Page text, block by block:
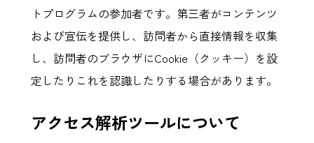
トプログラムの参加者です。第三者がコンテンツ
および宣伝を提供し、訪問者から直接情報を収集
し、訪問者のブラウザにCookie（クッキー）を設
定したりこれを認識したりする場合があります。
アクセス解析ツールについて